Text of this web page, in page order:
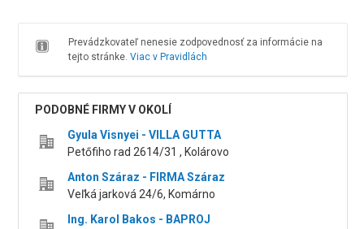
Prevádzkovateľ nenesie zodpovednosť za informácie na
tejto stránke. Viac v Pravidlách
PODOBNÉ FIRMY V OKOLÍ
Gyula Visnyei - VILLA GUTTA
Petőfiho rad 2614/31 , Kolárovo
Anton Száraz - FIRMA Száraz
Veľká jarková 24/6, Komárno
Ing. Karol Bakos - BAPROJ